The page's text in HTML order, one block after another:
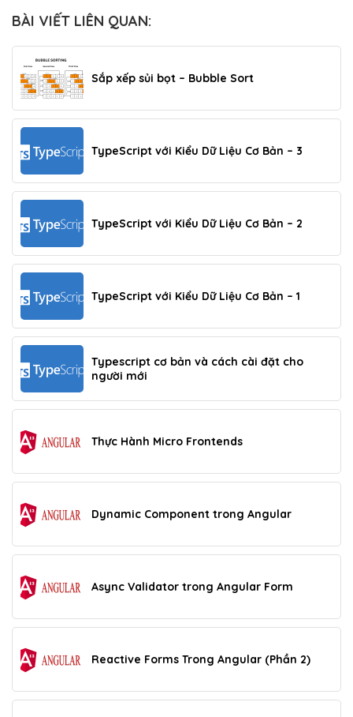
BÀI VIẾT LIÊN QUAN:
Sắp xếp sủi bọt – Bubble Sort
TypeScript với Kiểu Dữ Liệu Cơ Bản – 3
TypeScript với Kiểu Dữ Liệu Cơ Bản – 2
TypeScript với Kiểu Dữ Liệu Cơ Bản – 1
Typescript cơ bản và cách cài đặt cho
người mới
Thực Hành Micro Frontends
Dynamic Component trong Angular
Async Validator trong Angular Form
Reactive Forms Trong Angular (Phần 2)